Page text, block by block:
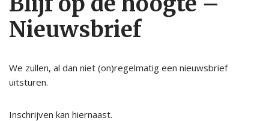
Nieuwsbrief
We zullen, al dan niet (on)regelmatig een nieuwsbrief
uitsturen.
Inschrijven kan hiernaast.